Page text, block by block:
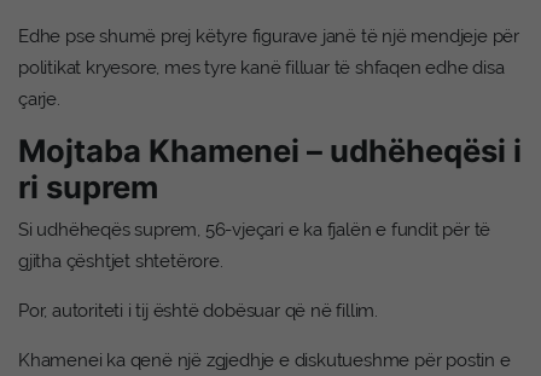
Edhe pse shumë prej këtyre figurave janë të një mendjeje për
politikat kryesore, mes tyre kanë filluar të shfaqen edhe disa
çarje.
Mojtaba Khamenei – udhëheqësi i
ri suprem
Si udhëheqës suprem, 56-vjeçari e ka fjalën e fundit për të
gjitha çështjet shtetërore.
Por, autoriteti i tij është dobësuar që në fillim.
Khamenei ka qenë një zgjedhje e diskutueshme për postin e